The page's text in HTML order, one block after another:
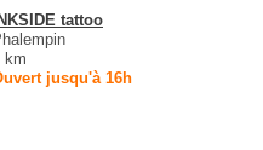
INKSIDE tattoo
km
jusqu'à 16h